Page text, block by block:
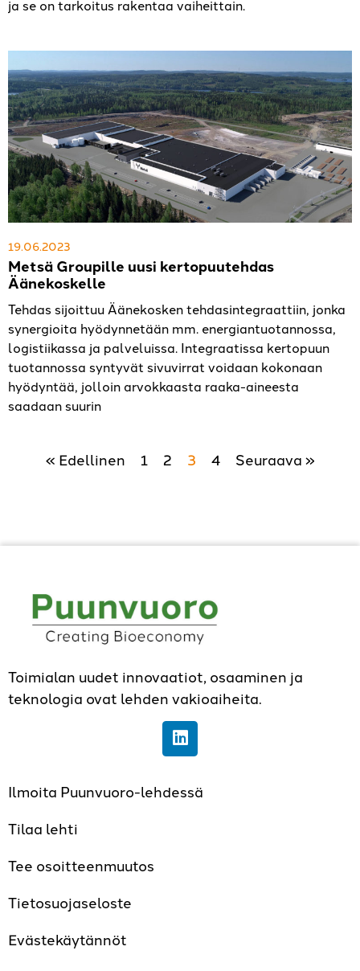
ja se on tarkoitus rakentaa vaiheittain.
Metsä Groupille uusi kertopuutehdas
Äänekoskelle
19.06.2023
Tehdas sijoittuu Äänekosken tehdasintegraattiin, jonka
synergioita hyödynnetään mm. energiantuotannossa,
logistiikassa ja palveluissa. Integraatissa kertopuun
tuotannossa syntyvät sivuvirrat voidaan kokonaan
hyödyntää, jolloin arvokkaasta raaka-aineesta
saadaan suurin
« Edellinen 1 2 3 4 Seuraava »
Toimialan uudet innovaatiot, osaaminen ja
teknologia ovat lehden vakioaiheita.
Ilmoita Puunvuoro-lehdessä
Tilaa lehti
Tee osoitteenmuutos
Tietosuojaseloste
Evästekäytännöt